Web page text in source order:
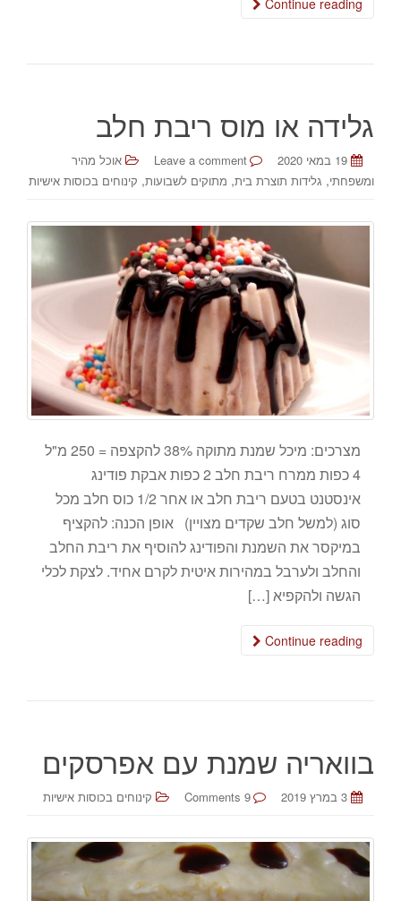
גלידה או מוס ריבת חלב
19 במאי 2020 Leave a comment
אוכל מהיר
ומשפחתי, גלידות תוצרת בית, מתוקים לשבועות, קינוחים בכוסות אישיות
מצרכים: מיכל שמנת מתוקה 38% להקצפה = 250 מ"ל
4 כפות ממרח ריבת חלב 2 כפות אבקת פודינג
אינסטנט בטעם ריבת חלב או אחר 1/2 כוס חלב מכל
סוג (למשל חלב שקדים מצויין) אופן הכנה: להקציף
במיקסר את השמנת והפודינג להוסיף את ריבת החלב
והחלב ולערבל במהירות איטית לקרם אחיד. לצקת לכלי
הגשה ולהקפיא […]
Continue reading
בוואריה שמנת עם אפרסקים
3 במרץ 2019 9 Comments קינוחים בכוסות אישיות